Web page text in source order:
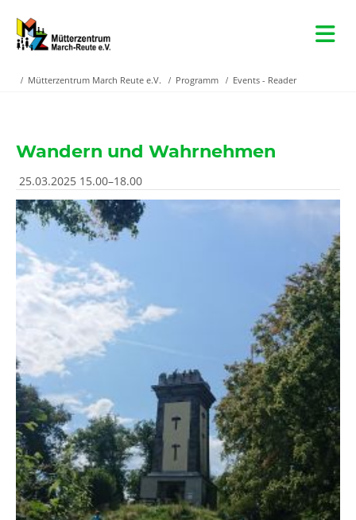
Mütterzentrum March Reute e.V. Programm Events - Reader
Wandern und Wahrnehmen
25.03.2025 15.00–18.00